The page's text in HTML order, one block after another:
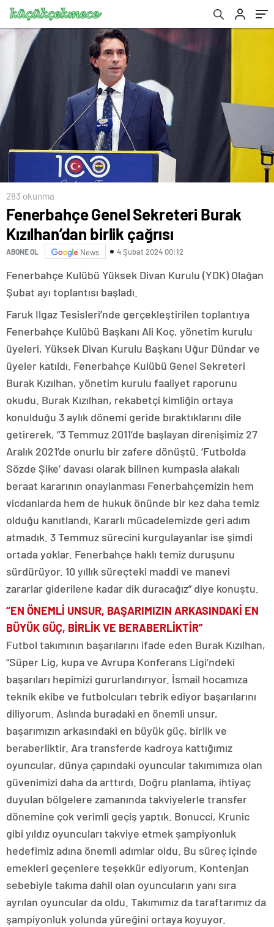
283 okunma
Fenerbahçe Genel Sekreteri Burak
Kızılhan’dan birlik çağrısı
ABONE OL News 4 Şubat 2024 00:12
Fenerbahçe Kulübü Yüksek Divan Kurulu (YDK) Olağan
Şubat ayı toplantısı başladı.
Faruk Ilgaz Tesisleri’nde gerçekleştirilen toplantıya
Fenerbahçe Kulübü Başkanı Ali Koç, yönetim kurulu
üyeleri, Yüksek Divan Kurulu Başkanı Uğur Dündar ve
üyeler katıldı. Fenerbahçe Kulübü Genel Sekreteri
Burak Kızılhan, yönetim kurulu faaliyet raporunu
okudu. Burak Kızılhan, rekabetçi kimliğin ortaya
konulduğu 3 aylık dönemi geride bıraktıklarını dile
getirerek, “3 Temmuz 2011’de başlayan direnişimiz 27
Aralık 2021’de onurlu bir zafere dönüştü. ‘Futbolda
Sözde Şike’ davası olarak bilinen kumpasla alakalı
beraat kararının onaylanması Fenerbahçemizin hem
vicdanlarda hem de hukuk önünde bir kez daha temiz
olduğu kanıtlandı. Kararlı mücadelemizde geri adım
atmadık. 3 Temmuz sürecini kurgulayanlar ise şimdi
ortada yoklar. Fenerbahçe haklı temiz duruşunu
sürdürüyor. 10 yıllık süreçteki maddi ve manevi
zararlar giderilene kadar dik duracağız” diye konuştu.
“EN ÖNEMLİ UNSUR, BAŞARIMIZIN ARKASINDAKİ EN
BÜYÜK GÜÇ, BİRLİK VE BERABERLİKTİR”
Futbol takımının başarılarını ifade eden Burak Kızılhan,
“Süper Lig, kupa ve Avrupa Konferans Ligi’ndeki
başarıları hepimizi gururlandırıyor. İsmail hocamıza
teknik ekibe ve futbolcuları tebrik ediyor başarılarını
diliyorum. Aslında buradaki en önemli unsur,
başarımızın arkasındaki en büyük güç, birlik ve
beraberliktir. Ara transferde kadroya kattığımız
oyuncular, dünya çapındaki oyuncular takımımıza olan
güvenimizi daha da arttırdı. Doğru planlama, ihtiyaç
duyulan bölgelere zamanında takviyelerle transfer
dönemine çok verimli geçiş yaptık. Bonucci, Krunic
gibi yıldız oyuncuları takviye etmek şampiyonluk
hedefimiz adına önemli adımlar oldu. Bu süreç içinde
emekleri geçenlere teşekkür ediyorum. Kontenjan
sebebiyle takıma dahil olan oyuncuların yanı sıra
ayrılan oyuncular da oldu. Takımımız da taraftarımız da
şampiyonluk yolunda yüreğini ortaya koyuyor.